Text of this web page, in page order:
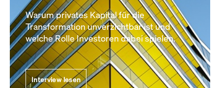
Warum privates Kapital für die
Transformation unverzichtbar ist und
welche Rolle Investoren dabei spielen.
Interview lesen